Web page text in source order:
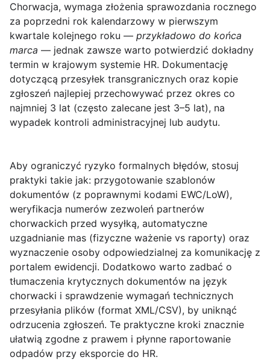
Chorwacja, wymaga złożenia sprawozdania rocznego
za poprzedni rok kalendarzowy w pierwszym
kwartale kolejnego roku — przykładowo do końca
marca — jednak zawsze warto potwierdzić dokładny
termin w krajowym systemie HR. Dokumentację
dotyczącą przesyłek transgranicznych oraz kopie
zgłoszeń najlepiej przechowywać przez okres co
najmniej 3 lat (często zalecane jest 3–5 lat), na
wypadek kontroli administracyjnej lub audytu.
Aby ograniczyć ryzyko formalnych błędów, stosuj
praktyki takie jak: przygotowanie szablonów
dokumentów (z poprawnymi kodami EWC/LoW),
weryfikacja numerów zezwoleń partnerów
chorwackich przed wysyłką, automatyczne
uzgadnianie mas (fizyczne ważenie vs raporty) oraz
wyznaczenie osoby odpowiedzialnej za komunikację z
portalem ewidencji. Dodatkowo warto zadbać o
tłumaczenia krytycznych dokumentów na język
chorwacki i sprawdzenie wymagań technicznych
przesyłania plików (format XML/CSV), by uniknąć
odrzucenia zgłoszeń. Te praktyczne kroki znacznie
ułatwią zgodne z prawem i płynne raportowanie
odpadów przy eksporcie do HR.